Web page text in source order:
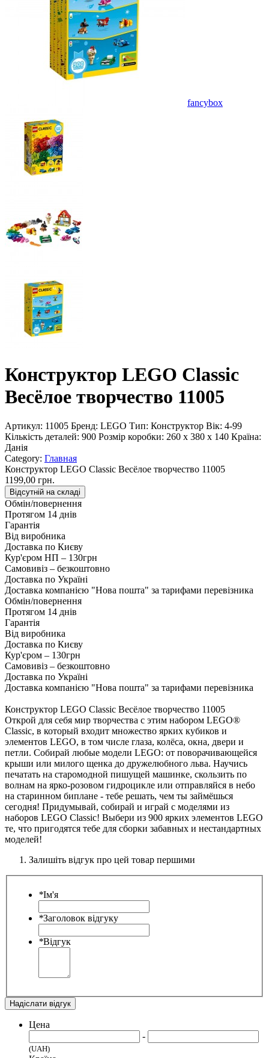
fancybox
Конструктор LEGO Classic
Весёлое творчество 11005
Артикул: 11005 Бренд: LEGO Тип: Конструктор Вік: 4-99
Кількість деталей: 900 Розмір коробки: 260 x 380 x 140 Країна:
Данія
Category: Главная
Конструктор LEGO Classic Весёлое творчество 11005
1199,00 грн.
Відсутній на складі
Обмін/повернення
Протягом 14 днів
Гарантія
Від виробника
Доставка по Києву
Кур'єром НП – 130грн
Самовивіз – безкоштовно
Доставка по Україні
Доставка компанією "Нова пошта" за тарифами перевізника
Обмін/повернення
Протягом 14 днів
Гарантія
Від виробника
Доставка по Києву
Кур'єром – 130грн
Самовивіз – безкоштовно
Доставка по Україні
Доставка компанією "Нова пошта" за тарифами перевізника
Конструктор LEGO Classic Весёлое творчество 11005
Открой для себя мир творчества с этим набором LEGO®
Classic, в который входит множество ярких кубиков и
элементов LEGO, в том числе глаза, колёса, окна, двери и
петли. Собирай любые модели LEGO: от поворачивающейся
крыши или милого щенка до дружелюбного льва. Научись
печатать на старомодной пишущей машинке, скользить по
волнам на ярко-розовом гидроцикле или отправляйся в небо
на старинном биплане - тебе решать, чем ты займёшься
сегодня! Придумывай, собирай и играй с моделями из
наборов LEGO Classic! Выбери из 900 ярких элементов LEGO
те, что пригодятся тебе для сборки забавных и нестандартных
моделей!
Залишіть відгук про цей товар першими
*Ім'я
*Заголовок відгуку
*Відгук
Надіслати відгук
Цена
-
(UAH)